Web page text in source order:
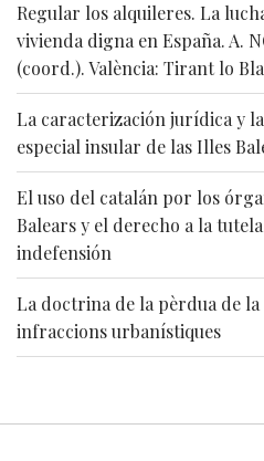
Regular los alquileres. La
vivienda digna en España. A.
(coord.). València: Tirant lo
La caracterización jurídica y
especial insular de las Illes
El uso del catalán por los
Balears y el derecho a la
indefensión
La doctrina de la pèrdua de
infraccions urbanístiques